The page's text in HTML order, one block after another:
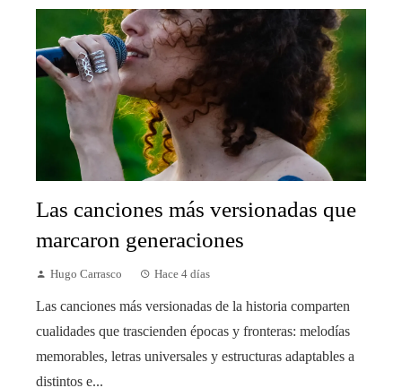
Las canciones más versionadas que
marcaron generaciones
Hugo Carrasco Hace 4 días
Las canciones más versionadas de la historia comparten
cualidades que trascienden épocas y fronteras: melodías
memorables, letras universales y estructuras adaptables a
distintos e...